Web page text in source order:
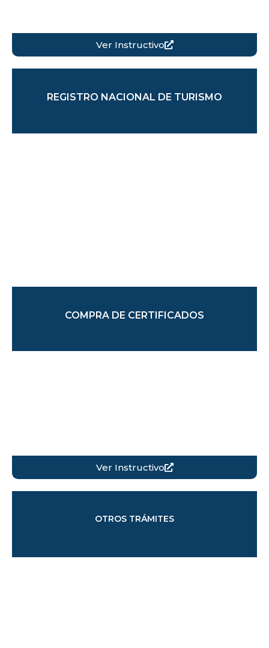
Ver Instructivo
REGISTRO NACIONAL DE TURISMO
COMPRA DE CERTIFICADOS
Ver Instructivo
OTROS TRÁMITES